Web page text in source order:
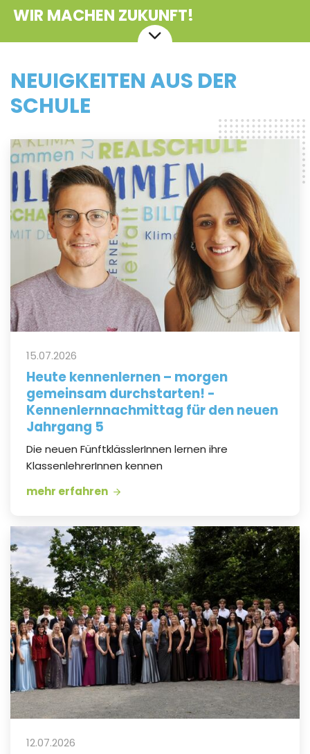
WIR MACHEN ZUKUNFT!
NEUIGKEITEN AUS DER
SCHULE
15.07.2026
Heute kennenlernen – morgen
gemeinsam durchstarten! -
Kennenlernnachmittag für den neuen
Jahrgang 5
Die neuen FünftklässlerInnen lernen ihre
KlassenlehrerInnen kennen
mehr erfahren
12.07.2026